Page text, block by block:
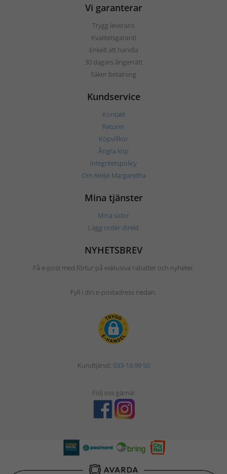
Vi garanterar
Trygg leverans
Kvalitetsgaranti
Enkelt att handla
30 dagars ångerrätt
Säker betalning
Kundservice
Kontakt
Returer
Köpvillkor
Ångra köp
Integritetspolicy
Om Ateljé Margaretha
Mina tjänster
Mina sidor
Lägg order direkt
NYHETSBREV
Få e-post med förtur på exklusiva rabatter och nyheter.
Fyll i din e-postadress nedan.
Kundtjänst: 033-16 99 50
Följ oss gärna!